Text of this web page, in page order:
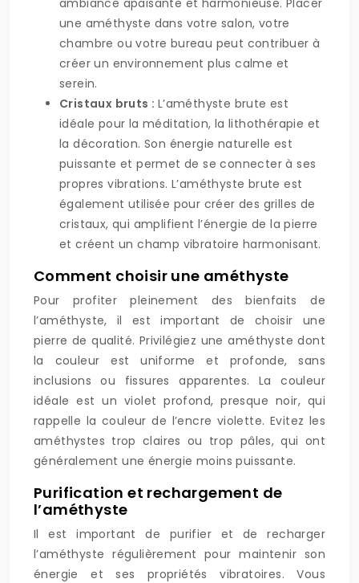
ambiance apaisante et harmonieuse. Placer
une améthyste dans votre salon, votre
chambre ou votre bureau peut contribuer à
créer un environnement plus calme et
serein.
Cristaux bruts : L’améthyste brute est
idéale pour la méditation, la lithothérapie et
la décoration. Son énergie naturelle est
puissante et permet de se connecter à ses
propres vibrations. L’améthyste brute est
également utilisée pour créer des grilles de
cristaux, qui amplifient l’énergie de la pierre
et créent un champ vibratoire harmonisant.
Comment choisir une améthyste
Pour profiter pleinement des bienfaits de
l’améthyste, il est important de choisir une
pierre de qualité. Privilégiez une améthyste dont
la couleur est uniforme et profonde, sans
inclusions ou fissures apparentes. La couleur
idéale est un violet profond, presque noir, qui
rappelle la couleur de l’encre violette. Evitez les
améthystes trop claires ou trop pâles, qui ont
généralement une énergie moins puissante.
Purification et rechargement de
l’améthyste
Il est important de purifier et de recharger
l’améthyste régulièrement pour maintenir son
énergie et ses propriétés vibratoires. Vous